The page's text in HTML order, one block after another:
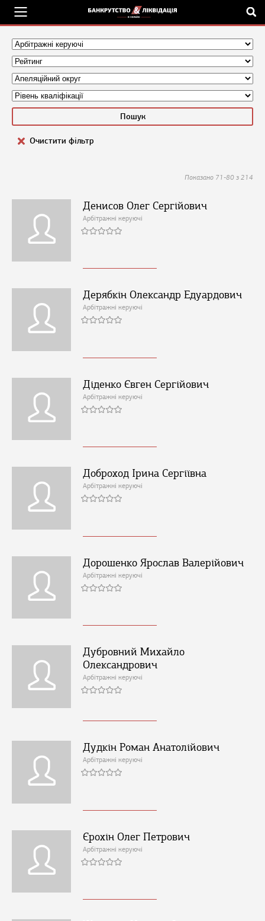
Очистити фільтр
Показано 71-80 з 214
Денисов Олег Сергійович
Арбітражні керуючі
Дерябкін Олександр Едуардович
Арбітражні керуючі
Діденко Євген Сергійович
Арбітражні керуючі
Доброход Ірина Сергіївна
Арбітражні керуючі
Дорошенко Ярослав Валерійович
Арбітражні керуючі
Дубровний Михайло
Олександрович
Арбітражні керуючі
Дудкін Роман Анатолійович
Арбітражні керуючі
Єрохін Олег Петрович
Арбітражні керуючі